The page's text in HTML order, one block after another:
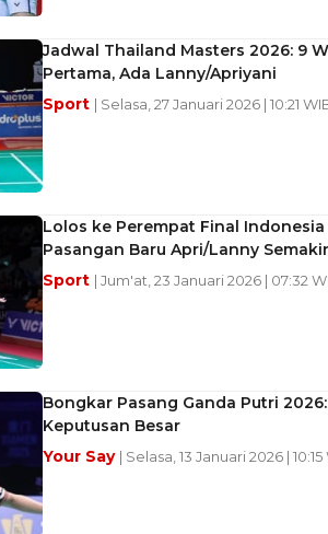
Jadwal Thailand Masters 2026: 9
Pertama, Ada Lanny/Apriyani
Sport | Selasa, 27 Januari 2026 | 10:21
Lolos ke Perempat Final Indonesia
Pasangan Baru Apri/Lanny
Sport | Jum'at, 23 Januari 2026 | 07:32
Bongkar Pasang Ganda Putri
Keputusan Besar
Your Say | Selasa, 13 Januari 2026 | 10:15